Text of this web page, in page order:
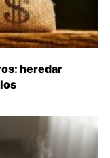
heredar